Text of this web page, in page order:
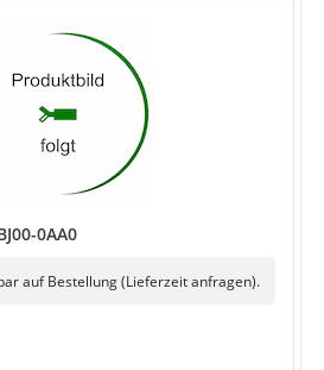
0AA0
auf Bestellung (Lieferzeit anfragen).